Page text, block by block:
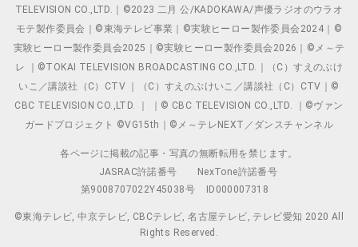
TELEVISION CO.,LTD.｜©2023 二月 公/KADOKAWA/声優ラジオのウラオ
モテ製作委員会｜©東海テレビ事業｜©実験ヒーロー製作委員会2024｜©
実験ヒーロー製作委員会2025｜©実験ヒーロー製作委員会2026｜©メ～テ
レ ｜©TOKAI TELEVISION BROADCASTING CO.,LTD.｜（C）すえのぶけ
いこ／講談社（C）CTV ｜（C）すえのぶけいこ／講談社（C）CTV｜©
CBC TELEVISION CO.,LTD. ｜ ｜© CBC TELEVISION CO.,LTD. ｜©ヴァン
ガードプロジェクト ©VG15th｜©メ～テレNEXT／ダンスチャンネル
各ページに掲載の記事・写真の無断転用を禁じます。
JASRAC許諾番号
NexTone許諾番号
第9008707022Y45038号
ID000007318
©東海テレビ, 中京テレビ, CBCテレビ, 名古屋テレビ, テレビ愛知 2020 All
Rights Reserved.